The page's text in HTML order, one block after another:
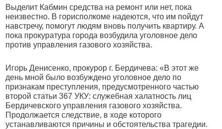
Выделит Кабмин средства на ремонт или нет, пока
неизвестно. В горисполкоме надеются, что им пойдут
навстречу, помогут людям вновь получить квартиру. А
пока прокуратура города возбудила уголовное дело
против управления газового хозяйства.
Игорь Денисенко, прокурор г. Бердичева: «В этот же
день мной было возбуждено уголовное дело по
признакам преступления, предусмотренного частью
второй статьи 367 УКУ: служебная халатность лиц
Бердичевского управления газового хозяйства.
Продолжается следствие, в ходе которого
устанавливаются причины и обстоятельства трагедии.